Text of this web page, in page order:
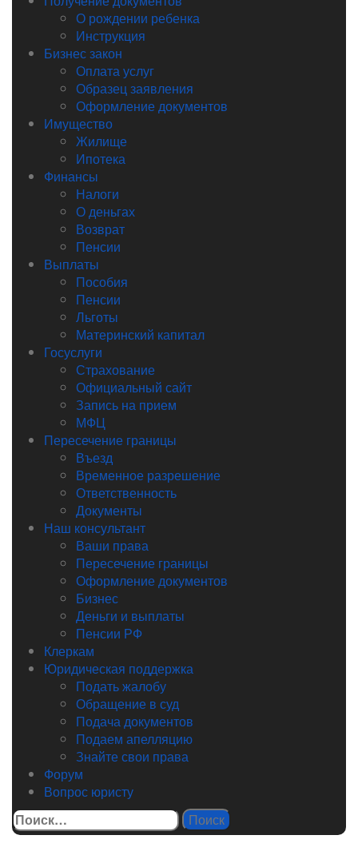
О рождении ребенка
Инструкция
Бизнес закон
Оплата услуг
Образец заявления
Оформление документов
Имущество
Жилище
Ипотека
Финансы
Налоги
О деньгах
Возврат
Пенсии
Выплаты
Пособия
Пенсии
Льготы
Материнский капитал
Госуслуги
Страхование
Официальный сайт
Запись на прием
МФЦ
Пересечение границы
Въезд
Временное разрешение
Ответственность
Документы
Наш консультант
Ваши права
Пересечение границы
Оформление документов
Бизнес
Деньги и выплаты
Пенсии РФ
Клеркам
Юридическая поддержка
Подать жалобу
Обращение в суд
Подача документов
Подаем апелляцию
Знайте свои права
Форум
Вопрос юристу
Найти: